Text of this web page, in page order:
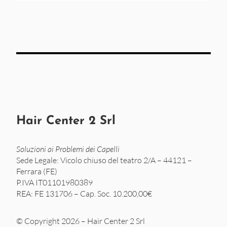
Hair Center 2 Srl
Soluzioni ai Problemi dei Capelli
Sede Legale: Vicolo chiuso del teatro 2/A – 44121 –
Ferrara (FE)
P.IVA IT01101980389
REA: FE 131706 – Cap. Soc. 10.200,00€
© Copyright 2026 – Hair Center 2 Srl